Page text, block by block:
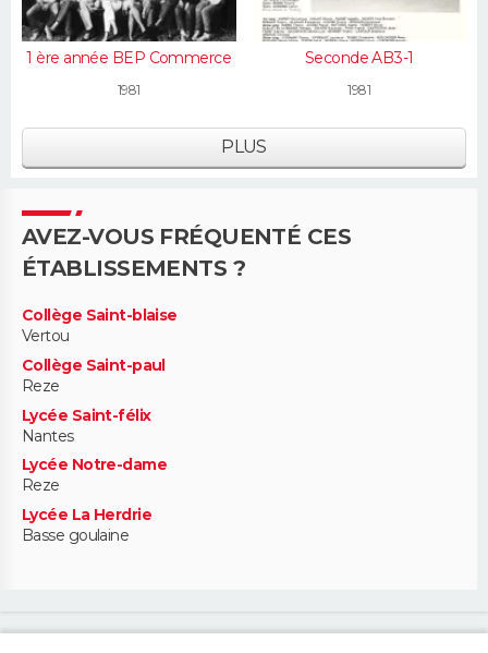
1 ère année BEP Commerce
1981
Seconde AB3-1
1981
PLUS
AVEZ-VOUS FRÉQUENTÉ CES
ÉTABLISSEMENTS ?
Collège Saint-blaise
Vertou
Collège Saint-paul
Reze
Lycée Saint-félix
Nantes
Lycée Notre-dame
Reze
Lycée La Herdrie
Basse goulaine